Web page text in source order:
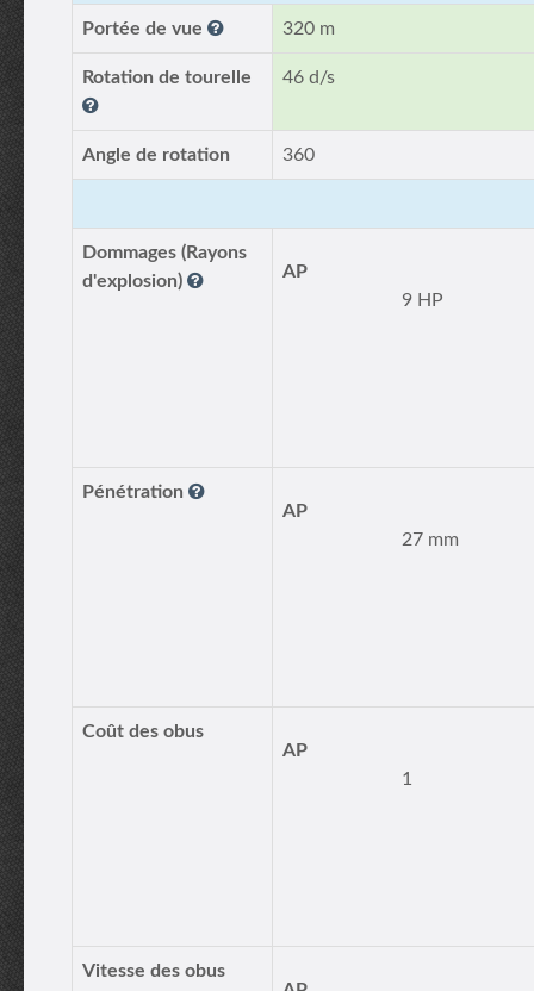
Portée de vue 320 m
Rotation de tourelle 46 d/s
Angle de rotation 360
Dommages (Rayons
d'explosion)
AP
9 HP
Pénétration
AP
27 mm
Coût des obus
AP
1
Vitesse des obus